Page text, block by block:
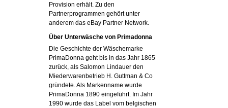
Provision erhält. Zu den
Partnerprogrammen gehört unter
anderem das eBay Partner Network.
Über Unterwäsche von Primadonna
Die Geschichte der Wäschemarke
PrimaDonna geht bis in das Jahr 1865
zurück, als Salomon Lindauer den
Miederwarenbetrieb H. Guttman & Co
gründete. Als Markenname wurde
PrimaDonna 1890 eingeführt. Im Jahr
1990 wurde das Label vom belgischen